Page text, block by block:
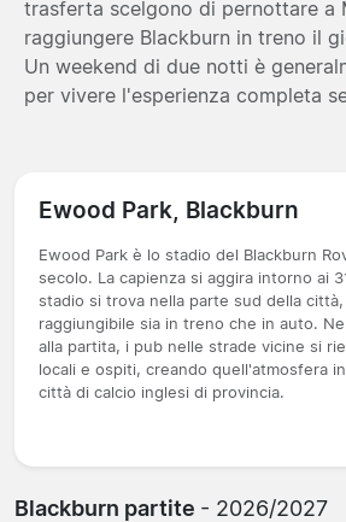
trasferta scelgono di pernottare a
raggiungere Blackburn in treno il
Un weekend di due notti è
per vivere l'esperienza completa
Ewood Park, Blackburn
Ewood Park è lo stadio del Blackburn
secolo. La capienza si aggira intorno ai
stadio si trova nella parte sud della
raggiungibile sia in treno che in auto.
alla partita, i pub nelle strade vicine si
locali e ospiti, creando quell'atmosfera
città di calcio inglesi di provincia.
Blackburn partite - 2026/2027